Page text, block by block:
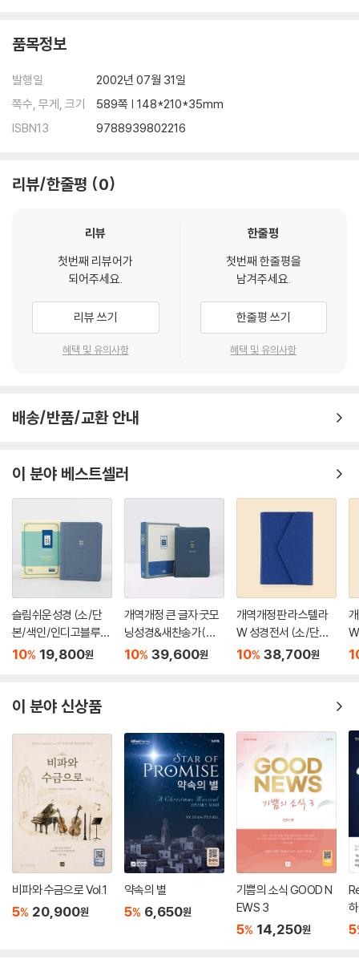
제2권 시편 42~72편 ... 239
시편 42,43편 내 영혼이 주를 갈급하나이다 ... 241
시편 44편 우리가 주를 위하여 죽임을 당케 되며 ... 245
시편 45편 왕후는 왕의 우편에 서도다 ... 250
시편 46편 내 주는 강한 성이요 ... 252
..
제3권 시편 73~89편 ... 321
시편 74편 주의 회중의 기억하소서! ... 327
시편 75편 오만히 행치 말라 ... 332
시편 76편 주는 경외할 자시니 ... 334
시편 77편 주의 종적을 알 수 없었나이다 ... 336
시편 90편 우리에게 우리 날 계수함을 가르치사 ... 383
시편 93편 여호와께서 통치하시니 ... 396
시편 94편 보수하시는 하나님이여 ... 398
제5권 시편 107~150편 ... 447
시편 107편 주의 인자를 생각하라 ... 449
시편 108편 에돔에는 내 신을 던질지며 ... 453
시편 109편 저희는 저주하여도 주는 내게 복을 주소서 ... 454
시편 110편 내 우편에 앉으라 ... 456
..
품목정보
발행일
2002년 07월 31일
쪽수, 무게, 크기
589쪽 | 148*210*35mm
ISBN13
9788939802216
리뷰/한줄평 0
리뷰
첫번째 리뷰어가
되어주세요.
리뷰 쓰기
혜택 및 유의사항
한줄평
첫번째 한줄평을
남겨주세요.
한줄평 쓰기
혜택 및 유의사항
배송/반품/교환 안내
이 분야 베스트셀러
슬림쉬운성경 (소/단
본/색인/인디고블루/
무지퍼)
10% 19,800원
개역개정 큰 글자 굿모
닝성경&새찬송가(중/
합본/색인/PU/지퍼/
10% 39,600원
개역개정판 라스텔라
W 성경전서 (소/단본/
색인/NKR62ETHU1/
10% 38,700원
이 분야 신상품
비파와 수금으로 Vol.1
5% 20,900원
약속의 별
5% 6,650원
기쁨의 소식 GOOD N
EWS 3
5% 14,250원 5